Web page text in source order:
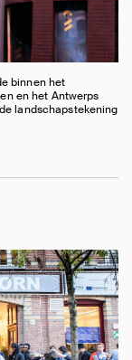
binnen het
en het Antwerps
landschapstekening